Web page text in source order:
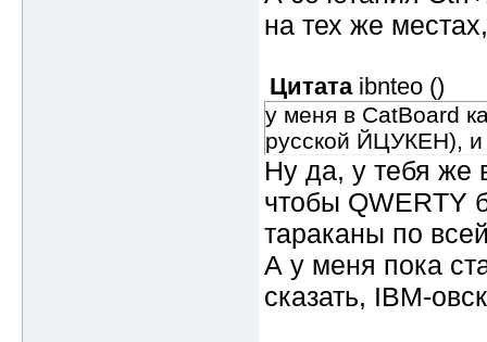
на тех же
Цитата ibnteo ()
у меня в CatBoard
русской ЙЦУКЕН), и
Ну да, у тебя же
чтобы QWERTY
тараканы по
А у меня пока
сказать, IBM-